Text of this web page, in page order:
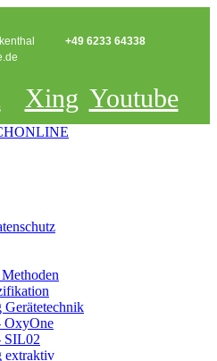
+49 6233 64338
Xing Youtube
Gerätetechnik
OxyOne
SIL02
extraktiv